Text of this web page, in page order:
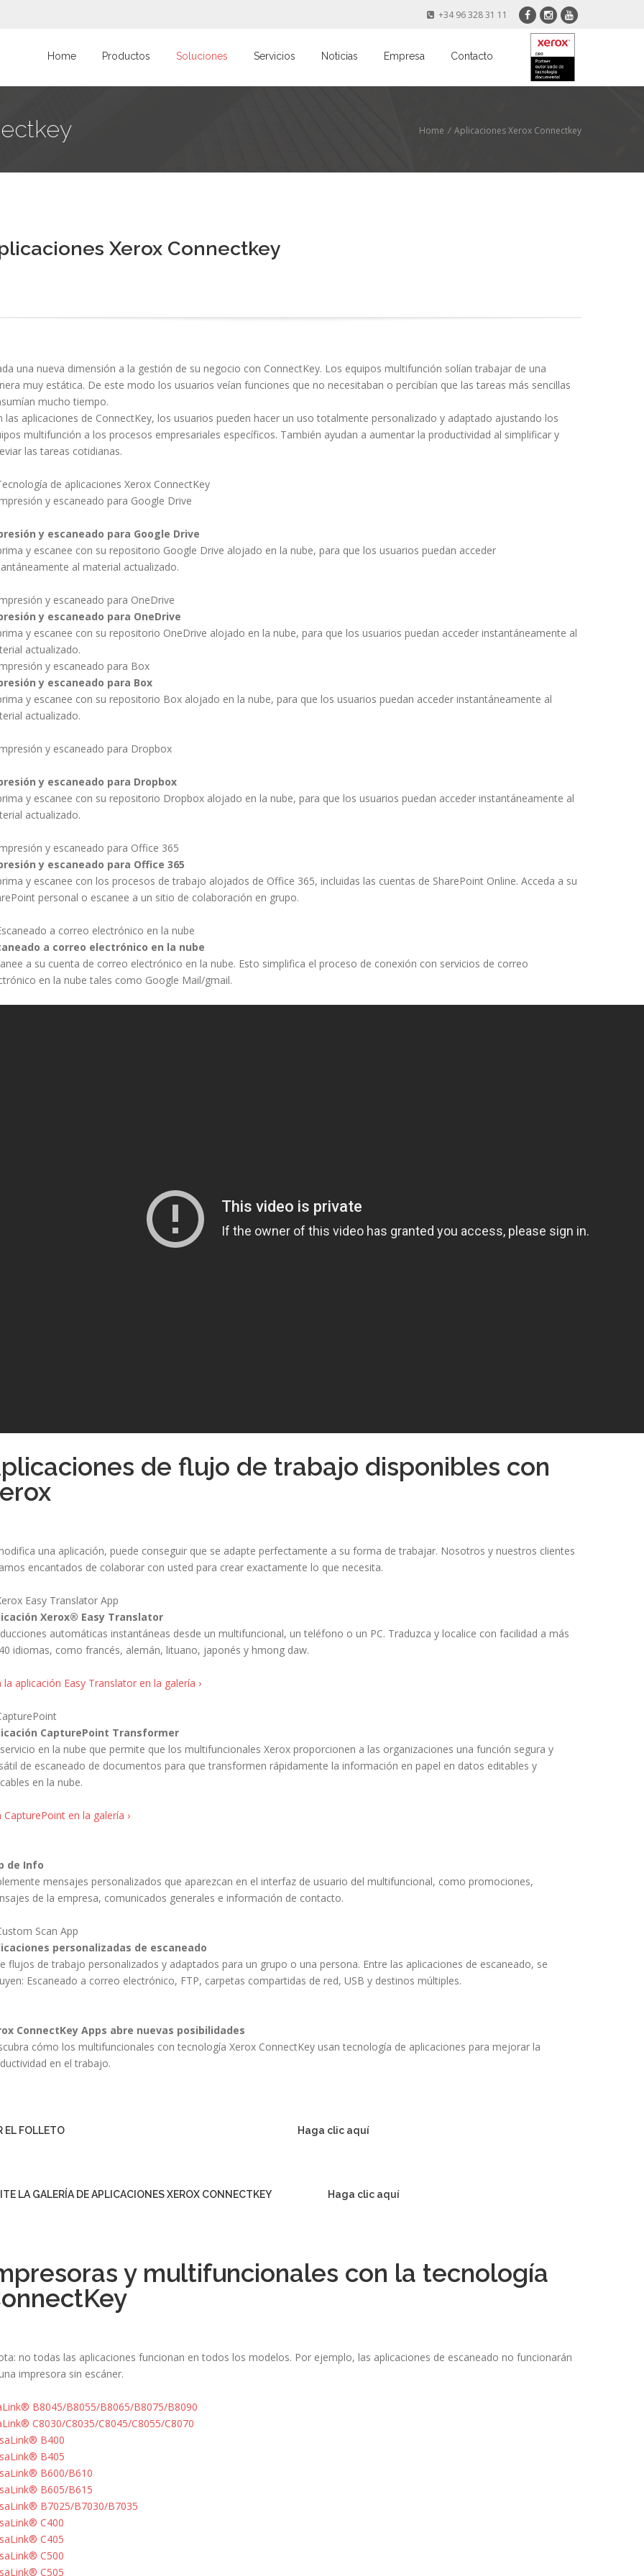
+34 96 328 31 11
Home Productos Soluciones Servicios Noticias Empresa Contacto
Home / Aplicaciones Xerox Connectkey
Xerox Connectkey
una nueva dimensión a la gestión de su negocio con ConnectKey. Los equipos multifunción solían trabajar de una
muy estática. De este modo los usuarios veían funciones que no necesitaban o percibían que las tareas más sencillas
mucho tiempo.
las aplicaciones de ConnectKey, los usuarios pueden hacer un uso totalmente personalizado y adaptado ajustando los
multifunción a los procesos empresariales específicos. También ayudan a aumentar la productividad al simplificar y
las tareas cotidianas.
y escaneado para Google Drive
y escanee con su repositorio Google Drive alojado en la nube, para que los usuarios puedan acceder
al material actualizado.
y escaneado para OneDrive
y escanee con su repositorio OneDrive alojado en la nube, para que los usuarios puedan acceder instantáneamente al
actualizado.
y escaneado para Box
y escanee con su repositorio Box alojado en la nube, para que los usuarios puedan acceder instantáneamente al
actualizado.
y escaneado para Dropbox
y escanee con su repositorio Dropbox alojado en la nube, para que los usuarios puedan acceder instantáneamente al
actualizado.
y escaneado para Office 365
y escanee con los procesos de trabajo alojados de Office 365, incluidas las cuentas de SharePoint Online. Acceda a su
personal o escanee a un sitio de colaboración en grupo.
a correo electrónico en la nube
a su cuenta de correo electrónico en la nube. Esto simplifica el proceso de conexión con servicios de correo
en la nube tales como Google Mail/gmail.
de flujo de trabajo disponibles con
una aplicación, puede conseguir que se adapte perfectamente a su forma de trabajar. Nosotros y nuestros clientes
encantados de colaborar con usted para crear exactamente lo que necesita.
Xerox® Easy Translator
automáticas instantáneas desde un multifuncional, un teléfono o un PC. Traduzca y localice con facilidad a más
idiomas, como francés, alemán, lituano, japonés y hmong daw.
la aplicación Easy Translator en la galería ›
CapturePoint Transformer
en la nube que permite que los multifuncionales Xerox proporcionen a las organizaciones una función segura y
de escaneado de documentos para que transformen rápidamente la información en papel en datos editables y
en la nube.
CapturePoint en la galería ›
de Info
mensajes personalizados que aparezcan en el interfaz de usuario del multifuncional, como promociones,
de la empresa, comunicados generales e información de contacto.
personalizadas de escaneado
flujos de trabajo personalizados y adaptados para un grupo o una persona. Entre las aplicaciones de escaneado, se
Escaneado a correo electrónico, FTP, carpetas compartidas de red, USB y destinos múltiples.
ConnectKey Apps abre nuevas posibilidades
cómo los multifuncionales con tecnología Xerox ConnectKey usan tecnología de aplicaciones para mejorar la
en el trabajo.
EL FOLLETO Haga clic aquí
LA GALERÍA DE APLICACIONES XEROX CONNECTKEY Haga clic aquí
y multifuncionales con la tecnología
no todas las aplicaciones funcionan en todos los modelos. Por ejemplo, las aplicaciones de escaneado no funcionarán
impresora sin escáner.
B8045/B8055/B8065/B8075/B8090
C8030/C8035/C8045/C8055/C8070
B400
B405
B600/B610
B605/B615
B7025/B7030/B7035
C400
C405
C500
C505